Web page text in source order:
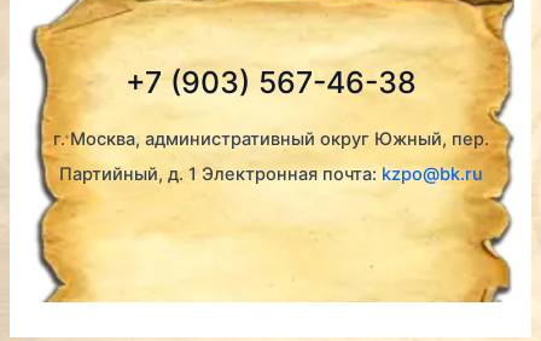
+7 (903) 567-46-38
г. Москва, административный округ Южный, пер.
Партийный, д. 1 Электронная почта: kzpo@bk.ru